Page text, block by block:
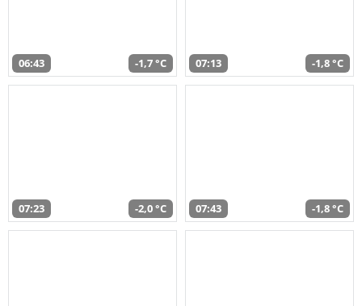
06:43 -1,7 °C 07:13 -1,8 °C
07:23 -2,0 °C 07:43 -1,8 °C